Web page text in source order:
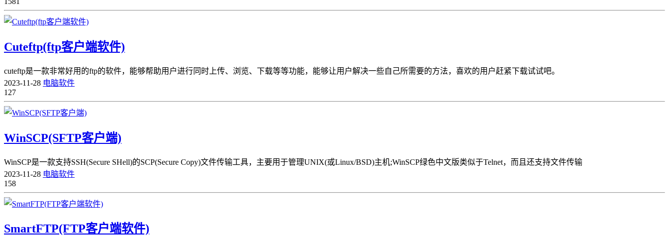
Cuteftp(ftp客户端软件)
cuteftp是一款非常好用的ftp的软件，能够帮助用户进行同时上传、浏览、下载等等功能，能够让用户解决一些自己所需要的方法，喜欢的用户赶紧下载试试吧。
2023-11-28 电脑软件
127
WinSCP(SFTP客户端)
WinSCP是一款支持SSH(Secure SHell)的SCP(Secure Copy)文件传输工具，主要用于管理UNIX(或Linux/BSD)主机;WinSCP绿色中文版类似于Telnet，而且还支持文件传输
2023-11-28 电脑软件
158
SmartFTP(FTP客户端软件)